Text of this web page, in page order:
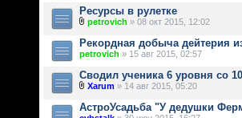
Ресурсы в рулетке
petrovich » 08 окт 2015, 12:02
Рекордная добыча дейтерия
petrovich » 15 авг 2015, 02:57
Сводил ученика 6 уровня со
Xarum » 14 авг 2015, 05:20
АстроУсадьба "У дедушки